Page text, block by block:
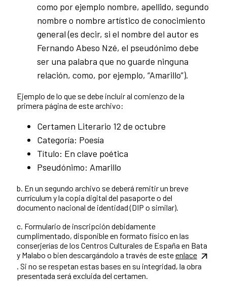
como por ejemplo nombre, apellido, segundo
nombre o nombre artístico de conocimiento
general (es decir, si el nombre del autor es
Fernando Abeso Nzé, el pseudónimo debe
ser una palabra que no guarde ninguna
relación, como, por ejemplo, “Amarillo”).
Ejemplo de lo que se debe incluir al comienzo de la
primera página de este archivo:
Certamen Literario 12 de octubre
Categoría: Poesía
Título: En clave poética
Pseudónimo: Amarillo
b. En un segundo archivo se deberá remitir un breve
currículum y la copia digital del pasaporte o del
documento nacional de identidad (DIP o similar).
c. Formulario de inscripción debidamente
cumplimentado, disponible en formato físico en las
conserjerías de los Centros Culturales de España en Bata
y Malabo o bien descargándolo a través de esteenlace
. Si no se respetan estas bases en su integridad, la obra
presentada será excluida del certamen.